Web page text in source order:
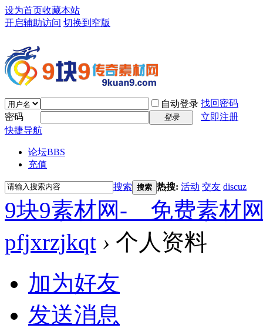
设为首页收藏本站
开启辅助访问 切换到窄版
自动登录 找回密码
密码
登录
立即注册
快捷导航
论坛BBS
充值
搜索 搜索 热搜: 活动 交友 discuz
9块9素材网-＿免费素材
pfjxrzjkqt › 个人资料
加为好友
发送消息